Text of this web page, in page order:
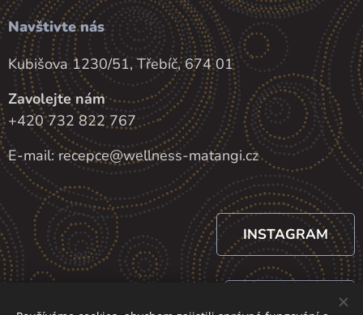
Navštivte nás
Kubišova 1230/51, Třebíč, 674 01
Zavolejte nám
+420 732 822 767
E-mail: recepce@wellness-matangi.cz
INSTAGRAM